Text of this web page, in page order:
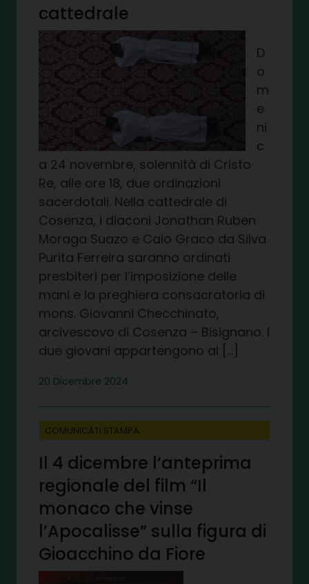
cattedrale
D
o
m
e
ni
c
a 24 novembre, solennità di Cristo
Re, alle ore 18, due ordinazioni
sacerdotali. Nella cattedrale di
Cosenza, i diaconi Jonathan Ruben
Moraga Suazo e Caio Graco da Silva
Purita Ferreira saranno ordinati
presbiteri per l’imposizione delle
mani e la preghiera consacratoria di
mons. Giovanni Checchinato,
arcivescovo di Cosenza – Bisignano. I
due giovani appartengono al […]
20 Dicembre 2024
COMUNICATI STAMPA
Il 4 dicembre l’anteprima
regionale del film “Il
monaco che vinse
l’Apocalisse” sulla figura di
Gioacchino da Fiore